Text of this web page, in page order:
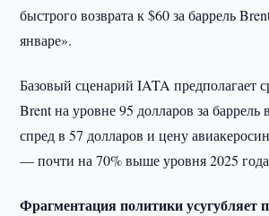
быстрого возврата к $60 за баррель
январе».
Базовый сценарий IATA предполагает
Brent на уровне 95 долларов за баррель
спред в 57 долларов и цену
— почти на 70% выше уровня 2025
Фрагментация политики усугубляет